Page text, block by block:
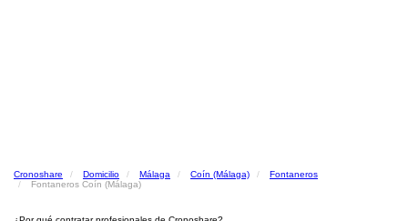
Cronoshare Domicilio Málaga Coín (Málaga)
Fontaneros
Fontaneros Coín (Málaga)